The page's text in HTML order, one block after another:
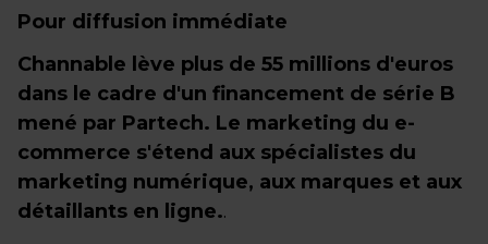
Pour diffusion immédiate
Channable lève plus de 55 millions d'euros
dans le cadre d'un financement de série B
mené par Partech. Le marketing du e-
commerce s'étend aux spécialistes du
marketing numérique, aux marques et aux
détaillants en ligne..